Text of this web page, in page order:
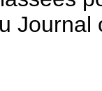
Journal